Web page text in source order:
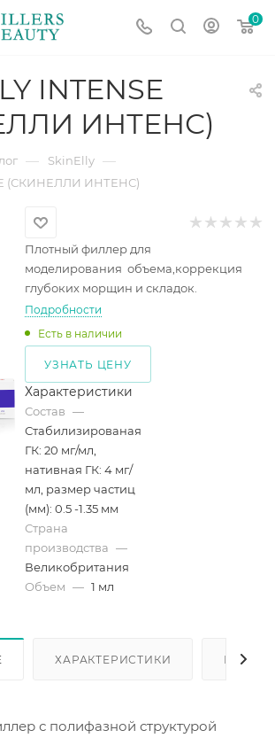
0
INTENSE
ИНТЕНС)
— SkinElly —
(СКИНЕЛЛИ ИНТЕНС)
Плотный филлер для
моделирования объема,коррекция
глубоких морщин и складок.
Подробности
Есть в наличии
УЗНАТЬ ЦЕНУ
Характеристики
Состав —
Стабилизированая
ГК: 20 мг/мл,
нативная ГК: 4 мг/
мл, размер частиц
(мм): 0.5 -1.35 мм
Страна
производства —
Великобритания
Объем — 1 мл
ХАРАКТЕРИСТИКИ КАК
с полифазной структурой